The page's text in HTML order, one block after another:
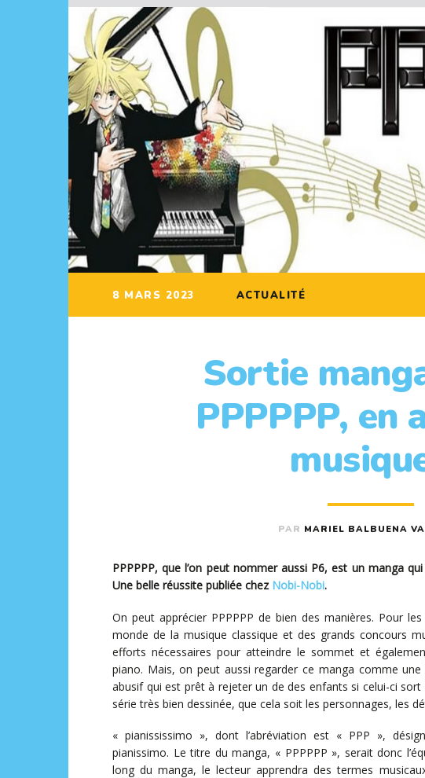
8 MARS 2023 ACTUALITÉ
Sortie
PPPPPP, en
PAR MARIEL BALBUENA
PPPPPP, que l’on peut nommer aussi P6, est un manga
Une belle réussite publiée chez Nobi-Nobi.
On peut apprécier PPPPPP de bien des manières. Pour
monde de la musique classique et des grands concours
efforts nécessaires pour atteindre le sommet et
piano. Mais, on peut aussi regarder ce manga comme
abusif qui est prêt à rejeter un de des enfants si celui-ci sort
série très bien dessinée, que cela soit les personnages, les
« pianississimo », dont l’abréviation est « PPP »,
pianissimo. Le titre du manga, « PPPPPP », serait donc
long du manga, le lecteur apprendra des termes